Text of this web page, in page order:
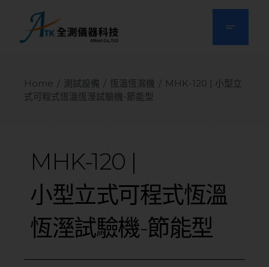
Home 測試設備 恆溫恆濕機
MHK-120 | 小型立
式可程式恆溫恆溼試驗機-節能型
MHK-120 |
小型立式可程式恆溫
恆溼試驗機-節能型